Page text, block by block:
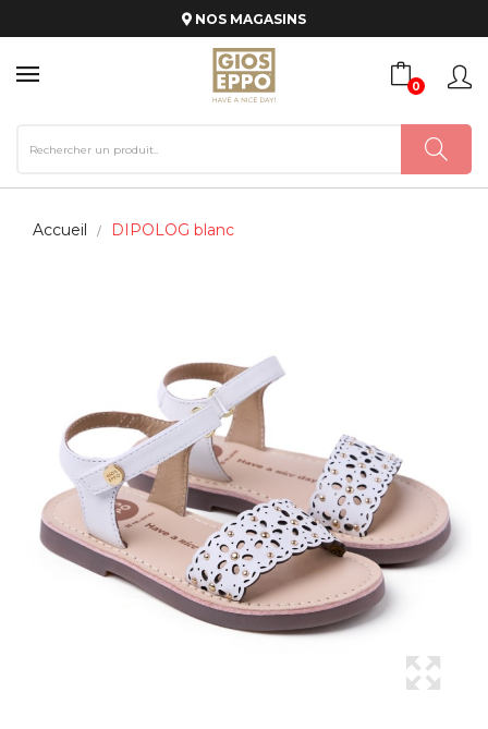
NOS MAGASINS
0
Accueil DIPOLOG blanc